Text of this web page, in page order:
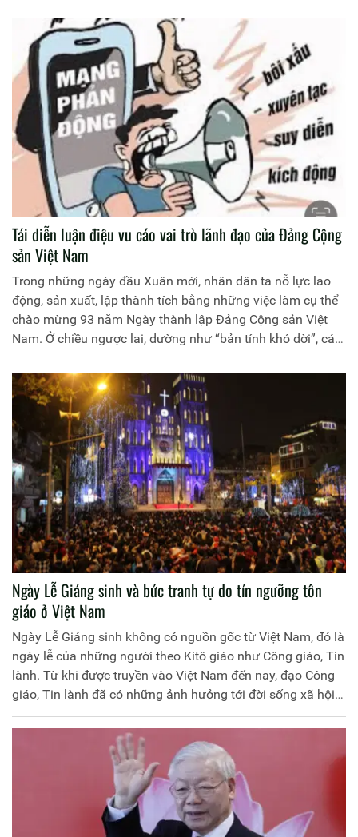
Tái diễn luận điệu vu cáo vai trò lãnh đạo của Đảng Cộng
sản Việt Nam
Trong những ngày đầu Xuân mới, nhân dân ta nỗ lực lao
động, sản xuất, lập thành tích bằng những việc làm cụ thể
chào mừng 93 năm Ngày thành lập Đảng Cộng sản Việt
Nam. Ở chiều ngược lai, dường như “bản tính khó dời”, các
thế lực thù địch, phản động, cơ hội chính trị ra sức suy diễn,
tuyên truyền xuyên tạc vị trí, vai trò lãnh đạo, cầm quyền
của Đảng Cộng sản Việt Nam.
Ngày Lễ Giáng sinh và bức tranh tự do tín ngưỡng tôn
giáo ở Việt Nam
Ngày Lễ Giáng sinh không có nguồn gốc từ Việt Nam, đó là
ngày lễ của những người theo Kitô giáo như Công giáo, Tin
lành. Từ khi được truyền vào Việt Nam đến nay, đạo Công
giáo, Tin lành đã có những ảnh hưởng tới đời sống xã hội
của người dân Việt Nam.